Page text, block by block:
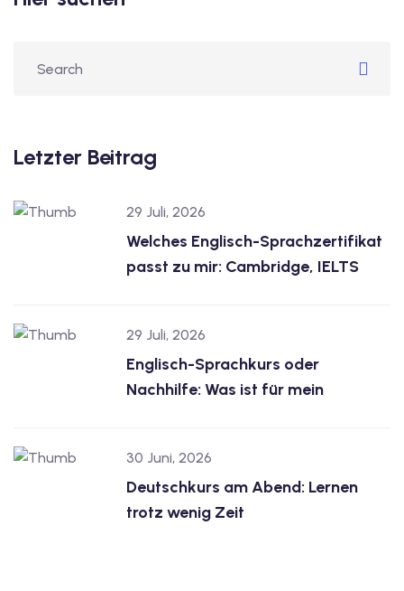
Letzter Beitrag
29 Juli, 2026
Welches Englisch-Sprachzertifikat
passt zu mir: Cambridge, IELTS
29 Juli, 2026
Englisch-Sprachkurs oder
Nachhilfe: Was ist für mein
30 Juni, 2026
Deutschkurs am Abend: Lernen
trotz wenig Zeit